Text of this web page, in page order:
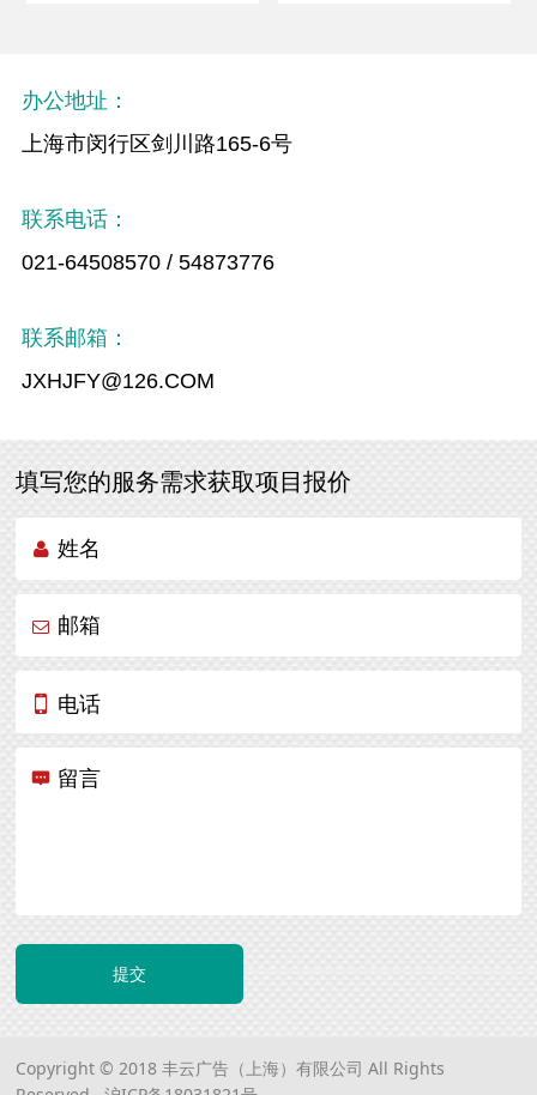
办公地址：
上海市闵行区剑川路165-6号
联系电话：
021-64508570 / 54873776
联系邮箱：
JXHJFY@126.COM
填写您的服务需求获取项目报价
姓名
邮箱
电话
留言
提交
Copyright © 2018 丰云广告（上海）有限公司 All Rights